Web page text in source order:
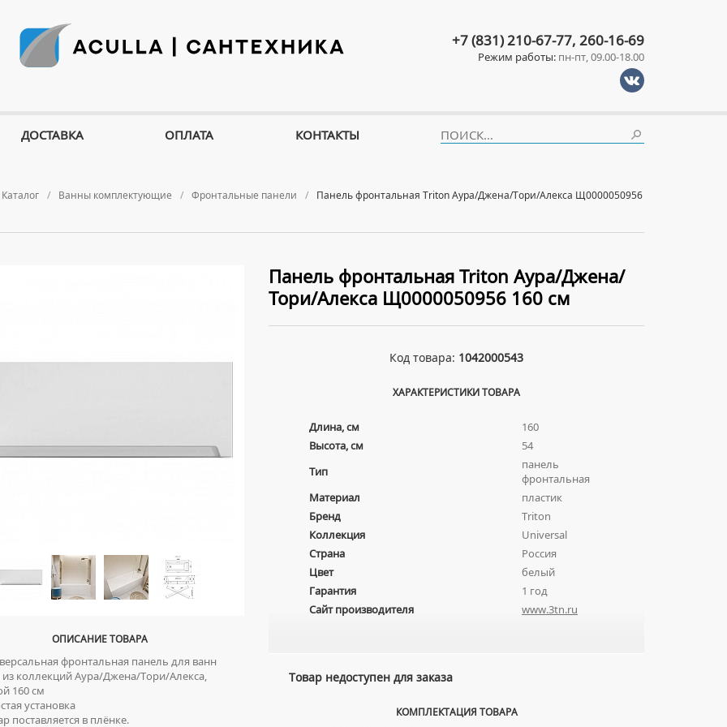
Каталог Ванны комплектующие Фронтальные панели
Панель фронтальная Triton Аура/Джена/Тори/Алекса Щ0000050956
ОПИСАНИЕ ТОВАРА
фронтальная панель для ванн
коллекций Аура/Джена/Тори/Алекса,
160 см
установка
поставляется в плёнке.
Панель фронтальная Triton Аура/Джена/
Тори/Алекса Щ0000050956 160 см
Код товара: 1042000543
ХАРАКТЕРИСТИКИ ТОВАРА
Длина, см
160
Высота, см
54
Тип
панель
фронтальная
Материал
пластик
Бренд
Triton
Коллекция
Universal
Страна
Россия
Цвет
белый
Гарантия
1 год
Сайт производителя
www.3tn.ru
Товар недоступен для заказа
КОМПЛЕКТАЦИЯ ТОВАРА
+7 (831) 210-67-77, 260-16-69
Режим работы: пн-пт, 09.00-18.00
ДОСТАВКА ОПЛАТА КОНТАКТЫ